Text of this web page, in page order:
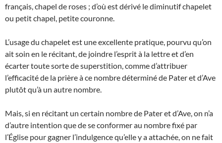
français, chapel de roses ; d’où est dérivé le diminutif chapelet
ou petit chapel, petite couronne.
L’usage du chapelet est une excellente pratique, pourvu qu’on
ait soin en le récitant, de joindre l’esprit à la lettre et d’en
écarter toute sorte de superstition, comme d’attribuer
l’efficacité de la prière à ce nombre déterminé de Pater et d’Ave
plutôt qu’à un autre nombre.
Mais, si en récitant un certain nombre de Pater et d’Ave, on n’a
d’autre intention que de se conformer au nombre fixé par
l’Église pour gagner l’indulgence qu’elle y a attachée, on ne fait